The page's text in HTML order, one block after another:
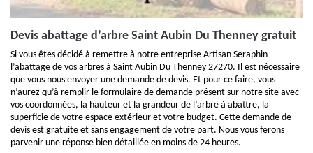
Devis abattage d’arbre Saint Aubin Du Thenney gratuit
Si vous êtes décidé à remettre à notre entreprise Artisan Seraphin
l’abattage de vos arbres à Saint Aubin Du Thenney 27270. Il est nécessaire
que vous nous envoyer une demande de devis. Et pour ce faire, vous
n’aurez qu’à remplir le formulaire de demande présent sur notre site avec
vos coordonnées, la hauteur et la grandeur de l’arbre à abattre, la
superficie de votre espace extérieur et votre budget. Cette demande de
devis est gratuite et sans engagement de votre part. Nous vous ferons
parvenir une réponse bien détaillée en moins de 24 heures.